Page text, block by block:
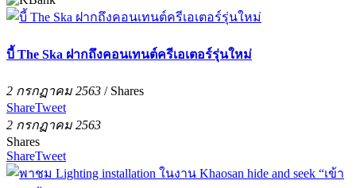
บี้ The Ska ฝากถึงคอนเทนต์ครีเอเตอร์รุ่นใหม่
2 กรกฏาคม 2563 / Shares
ShareTweet
2 กรกฏาคม 2563
Shares
ShareTweet